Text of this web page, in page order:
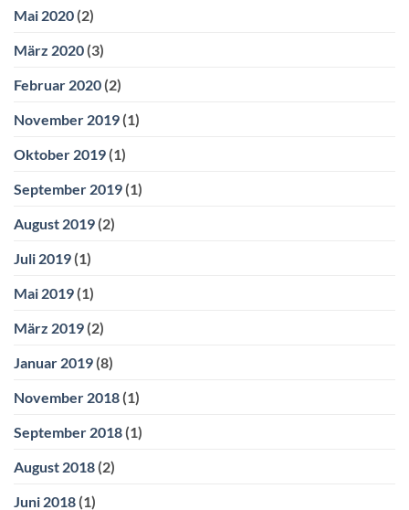
Mai 2020 (2)
März 2020 (3)
Februar 2020 (2)
November 2019 (1)
Oktober 2019 (1)
September 2019 (1)
August 2019 (2)
Juli 2019 (1)
Mai 2019 (1)
März 2019 (2)
Januar 2019 (8)
November 2018 (1)
September 2018 (1)
August 2018 (2)
Juni 2018 (1)